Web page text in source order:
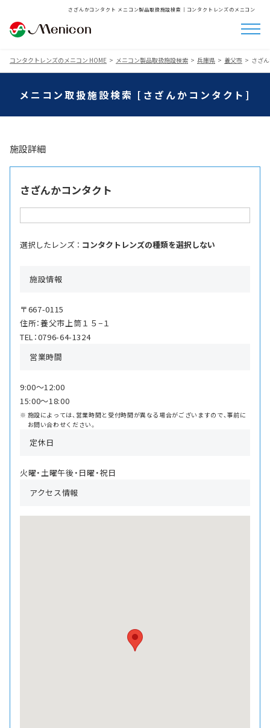
さざんかコンタクト メニコン製品取扱施設検索│コンタクトレンズのメニコン
コンタクトレンズのメニコン HOME メニコン製品取扱施設検索 兵庫県 養父市 さざ
メニコン取扱施設検索 [さざんかコンタクト]
施設詳細
さざんかコンタクト
選択したレンズ ： コンタクトレンズの種類を選択しない
施設情報
〒667-0115
住所：養父市上筒１５−１
TEL：0796-64-1324
営業時間
9:00〜12:00
15:00〜18:00
施設によっては、営業時間と受付時間が異なる場合がございますので、事前に
お問い合わせください。
定休日
火曜・土曜午後・日曜・祝日
アクセス情報